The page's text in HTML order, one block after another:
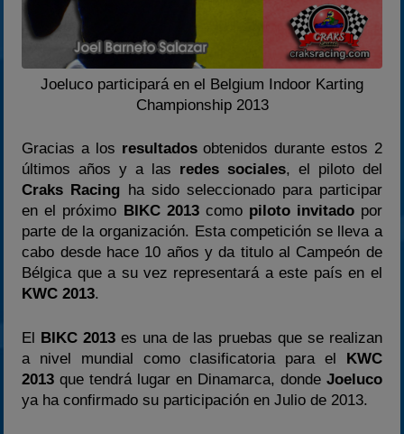
Joeluco participará en el Belgium Indoor Karting
Championship 2013
Gracias a los resultadosobtenidos durante estos 2
últimos años y a las redes sociales, el piloto del
Craks Racing ha sido seleccionado para participar
en el próximo BIKC 2013como piloto invitadopor
parte de la organización. Esta competición se lleva a
cabo desde hace 10 años y da titulo al Campeón de
Bélgica que a su vez representará a este país en el
KWC 2013.
El BIKC 2013 es una de las pruebas que se realizan
a nivel mundial como clasificatoria para el KWC
2013 que tendrá lugar en Dinamarca, donde Joeluco
ya ha confirmado su participación en Julio de 2013.